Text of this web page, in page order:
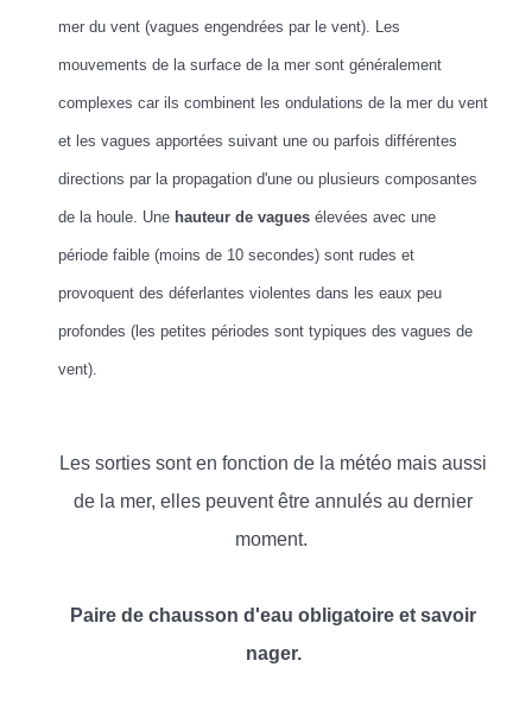
mer du vent (vagues engendrées par le vent). Les
mouvements de la surface de la mer sont généralement
complexes car ils combinent les ondulations de la mer du vent
et les vagues apportées suivant une ou parfois différentes
directions par la propagation d'une ou plusieurs composantes
de la houle. Une hauteur de vagues élevées avec une
période faible (moins de 10 secondes) sont rudes et
provoquent des déferlantes violentes dans les eaux peu
profondes (les petites périodes sont typiques des vagues de
vent).
Les sorties sont en fonction de la météo mais aussi
de la mer, elles peuvent être annulés au dernier
moment.
Paire de chausson d'eau obligatoire et savoir
nager.